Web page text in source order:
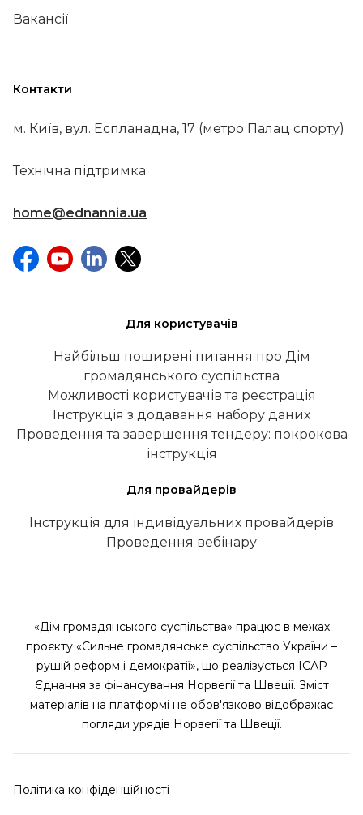
Вакансії
Контакти
м. Київ, вул. Еспланадна, 17 (метро Палац спорту)
Технічна підтримка:
home@ednannia.ua
Для користувачів
Найбільш поширені питання про Дім
громадянського суспільства
Можливості користувачів та реєстрація
Інструкція з додавання набору даних
Проведення та завершення тендеру: покрокова
інструкція
Для провайдерів
Інструкція для індивідуальних провайдерів
Проведення вебінару
«Дім громадянського суспільства» працює в межах
проєкту «Сильне громадянське суспільство України –
рушій реформ і демократії», що реалізується ІСАР
Єднання за фінансування Норвегії та Швеції. Зміст
матеріалів на платформі не обов'язково відображає
погляди урядів Норвегії та Швеції.
Політика конфіденційності